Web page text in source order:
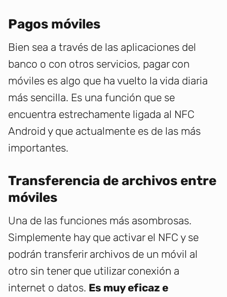
Pagos móviles
Bien sea a través de las aplicaciones del
banco o con otros servicios, pagar con
móviles es algo que ha vuelto la vida diaria
más sencilla. Es una función que se
encuentra estrechamente ligada al NFC
Android y que actualmente es de las más
importantes.
Transferencia de archivos entre
móviles
Una de las funciones más asombrosas.
Simplemente hay que activar el NFC y se
podrán transferir archivos de un móvil al
otro sin tener que utilizar conexión a
internet o datos. Es muy eficaz e